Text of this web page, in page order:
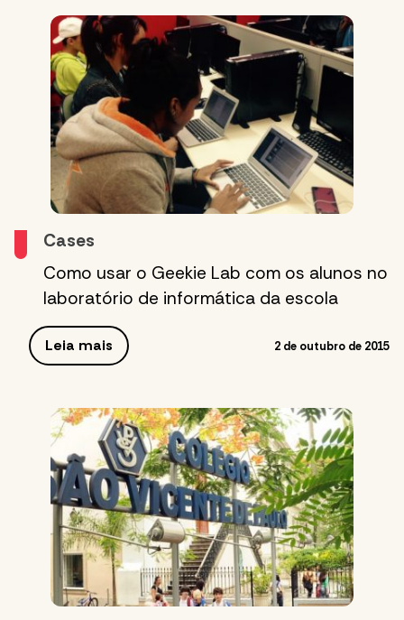
Cases
Como usar o Geekie Lab com os alunos no
laboratório de informática da escola
Leia mais 2 de outubro de 2015